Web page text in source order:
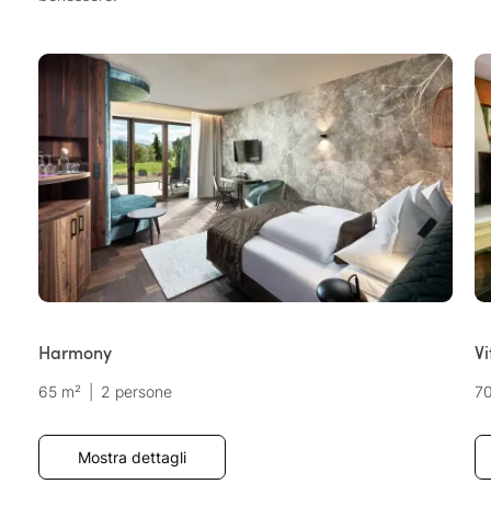
Harmony
65 m² 2 persone
Mostra dettagli